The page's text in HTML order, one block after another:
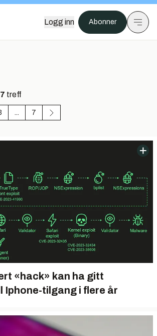
Logg inn Abonner
treff
... 7
«hack» kan ha gitt
Iphone-tilgang i flere år